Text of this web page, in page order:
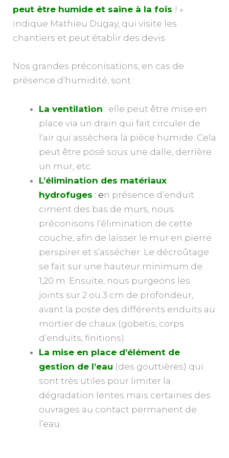
peut être humide et saine à la fois ! »
indique Mathieu Dugay, qui visite les
chantiers et peut établir des devis.
Nos grandes préconisations, en cas de
présence d’humidité, sont :
La ventilation : elle peut être mise en
place via un drain qui fait circuler de
l’air qui assèchera la pièce humide. Cela
peut être posé sous une dalle, derrière
un mur, etc.
L’élimination des matériaux
hydrofuges : en présence d’enduit
ciment des bas de murs, nous
préconisons l’élimination de cette
couche, afin de laisser le mur en pierre
perspirer et s’assécher. Le décroûtage
se fait sur une hauteur minimum de
1,20 m. Ensuite, nous purgeons les
joints sur 2 ou 3 cm de profondeur,
avant la poste des différents enduits au
mortier de chaux (gobetis, corps
d’enduits, finitions).
La mise en place d’élément de
gestion de l’eau (des gouttières) qui
sont très utiles pour limiter la
dégradation lentes mais certaines des
ouvrages au contact permanent de
l’eau.